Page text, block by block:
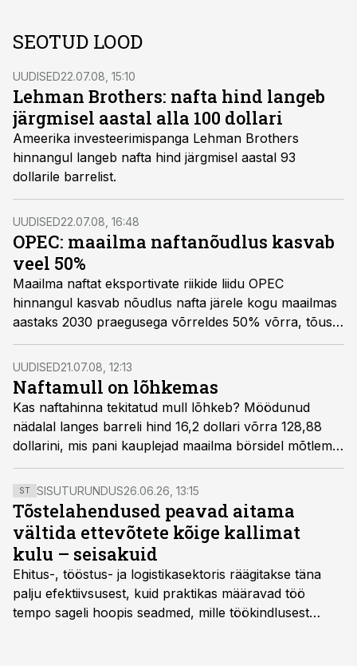
SEOTUD LOOD
UUDISED22.07.08, 15:10
Lehman Brothers: nafta hind langeb
järgmisel aastal alla 100 dollari
Ameerika investeerimispanga Lehman Brothers
hinnangul langeb nafta hind järgmisel aastal 93
dollarile barrelist.
UUDISED22.07.08, 16:48
OPEC: maailma naftanõudlus kasvab
veel 50%
Maailma naftat eksportivate riikide liidu OPEC
hinnangul kasvab nõudlus nafta järele kogu maailmas
aastaks 2030 praegusega võrreldes 50% võrra, tõusu
veavad arenevad riigid.
UUDISED21.07.08, 12:13
Naftamull on lõhkemas
Kas naftahinna tekitatud mull lõhkeb? Möödunud
nädalal langes barreli hind 16,2 dollari võrra 128,88
dollarini, mis pani kauplejad maailma börsidel mõtlema,
kirjutas e24.se.
ST SISUTURUNDUS26.06.26, 13:15
Tõstelahendused peavad aitama
vältida ettevõtete kõige kallimat
kulu – seisakuid
Ehitus-, tööstus- ja logistikasektoris räägitakse täna
palju efektiivsusest, kuid praktikas määravad töö
tempo sageli hoopis seadmed, mille töökindlusest